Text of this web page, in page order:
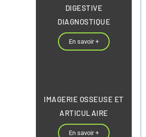
DIGESTIVE
DIAGNOSTIQUE
En savoir +
IMAGERIE OSSEUSE ET
ARTICULAIRE
En savoir +